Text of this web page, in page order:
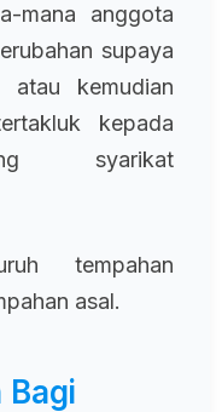
mana anggota
supaya
kemudian
kepada
syarikat
tempahan
asal.
Bagi